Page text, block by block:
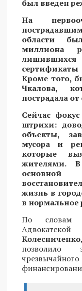
был введен
На
области
миллиона
Кроме того,
Чкалова,
пострадала
Сейчас
штрихи:
объекты,
мусора и
которые
жителями.
жизнь в
в нормальное
По словам
Колесниченко
позволило